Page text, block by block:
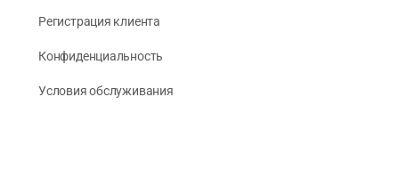
Регистрация клиента
Конфиденциальность
Условия обслуживания